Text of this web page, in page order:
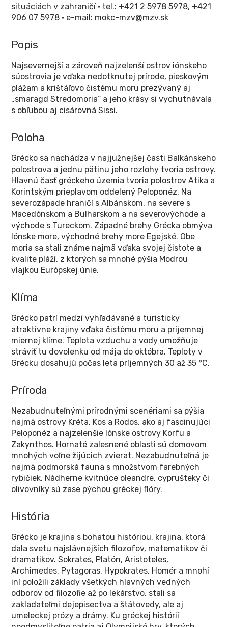
situáciách v zahraničí • tel.: +421 2 5978 5978, +421
906 07 5978 • e-mail: mokc-mzv@mzv.sk
Popis
Najsevernejší a zároveň najzelenší ostrov iónskeho
súostrovia je vďaka nedotknutej prírode, pieskovým
plážam a krištáľovo čistému moru prezývaný aj
„smaragd Stredomoria“ a jeho krásy si vychutnávala
s obľubou aj cisárovná Sissi.
Poloha
Grécko sa nachádza v najjužnejšej časti Balkánskeho
polostrova a jednu pätinu jeho rozlohy tvoria ostrovy.
Hlavnú časť gréckeho územia tvoria polostrov Atika a
Korintským prieplavom oddelený Peloponéz. Na
severozápade hraničí s Albánskom, na severe s
Macedónskom a Bulharskom a na severovýchode a
východe s Tureckom. Západné brehy Grécka obmýva
Iónske more, východné brehy more Egejské. Obe
moria sa stali známe najmä vďaka svojej čistote a
kvalite pláží, z ktorých sa mnohé pýšia Modrou
vlajkou Európskej únie.
Klíma
Grécko patrí medzi vyhľadávané a turisticky
atraktívne krajiny vďaka čistému moru a príjemnej
miernej klíme. Teplota vzduchu a vody umožňuje
stráviť tu dovolenku od mája do októbra. Teploty v
Grécku dosahujú počas leta príjemných 30 až 35 °C.
Príroda
Nezabudnuteľnými prírodnými scenériami sa pýšia
najmä ostrovy Kréta, Kos a Rodos, ako aj fascinujúci
Peloponéz a najzelenšie Iónske ostrovy Korfu a
Zakynthos. Hornaté zalesnené oblasti sú domovom
mnohých voľne žijúcich zvierat. Nezabudnuteľná je
najmä podmorská fauna s množstvom farebných
rybičiek. Nádherne kvitnúce oleandre, cyprušteky či
olivovníky sú zase pýchou gréckej flóry.
História
Grécko je krajina s bohatou históriou, krajina, ktorá
dala svetu najslávnejších filozofov, matematikov či
dramatikov. Sokrates, Platón, Aristoteles,
Archimedes, Pytagoras, Hypokrates, Homér a mnohí
iní položili základy všetkých hlavných vedných
odborov od filozofie až po lekárstvo, stali sa
zakladateľmi dejepisectva a štátovedy, ale aj
umeleckej prózy a drámy. Ku gréckej histórií